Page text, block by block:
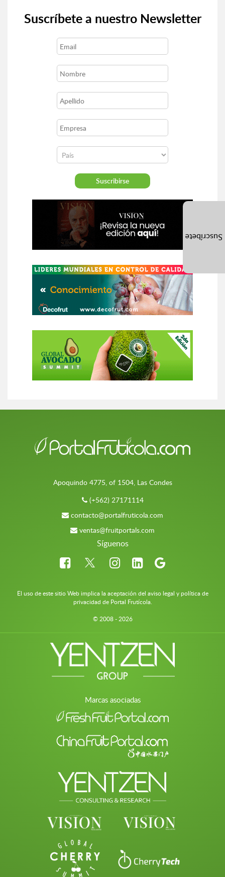
Suscríbete a nuestro Newsletter
Apoquindo 4775, of 1504, Las Condes
(+562) 27171114
contacto@portalfruticola.com
ventas@fruitportals.com
Síguenos
El uso de este sitio Web implica la aceptación del aviso legal y política de
privacidad de Portal Frutícola.
© 2008 - 2026
Marcas asociadas
Suscríbete